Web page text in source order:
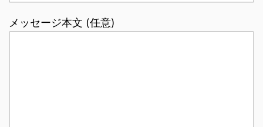
メッセージ本文 (任意)